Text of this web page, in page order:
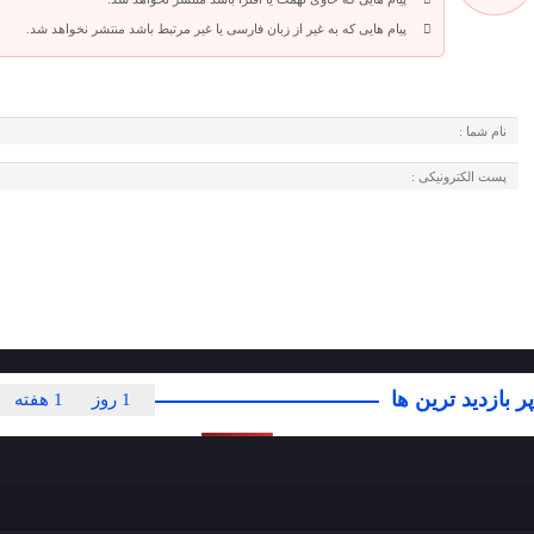
پیام هایی که به غیر از زبان فارسی یا غیر مرتبط باشد منتشر نخواهد شد.
پر بازدید ترین ها 1 هفته 1 روز